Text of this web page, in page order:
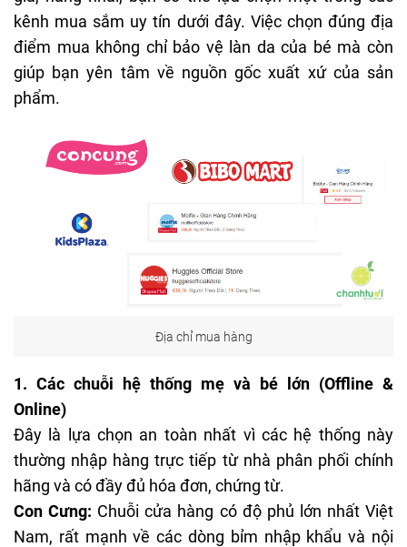
kênh mua sắm uy tín dưới đây. Việc chọn đúng địa
điểm mua không chỉ bảo vệ làn da của bé mà còn
giúp bạn yên tâm về nguồn gốc xuất xứ của sản
phẩm.
Địa chỉ mua hàng
1. Các chuỗi hệ thống mẹ và bé lớn (Offline &
Online)
Đây là lựa chọn an toàn nhất vì các hệ thống này
thường nhập hàng trực tiếp từ nhà phân phối chính
hãng và có đầy đủ hóa đơn, chứng từ.
Con Cưng: Chuỗi cửa hàng có độ phủ lớn nhất Việt
Nam, rất mạnh về các dòng bỉm nhập khẩu và nội